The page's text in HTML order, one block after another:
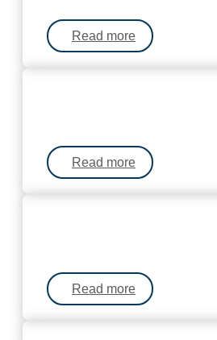
Read more
Read more
Read more